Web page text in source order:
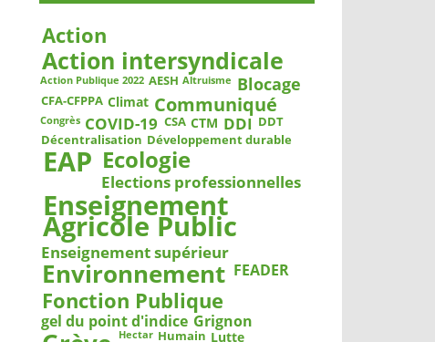
Action
Action intersyndicale
Action Publique 2022 AESH Altruisme Blocage
CFA-CFPPA Climat Communiqué
Congrès COVID-19 CSA CTM DDI DDT
Décentralisation Développement durable
EAP Ecologie
Elections professionnelles
Enseignement
Agricole Public
Enseignement supérieur
Environnement FEADER
Fonction Publique
gel du point d'indice Grignon
Hectar Humain Lutte